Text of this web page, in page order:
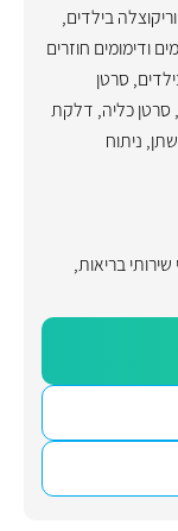
וריקוצלה בילדים,
ודימומים חוזרים
, סרטן
, סרטן כליה, דלקת
, ניתוח
בריאות,